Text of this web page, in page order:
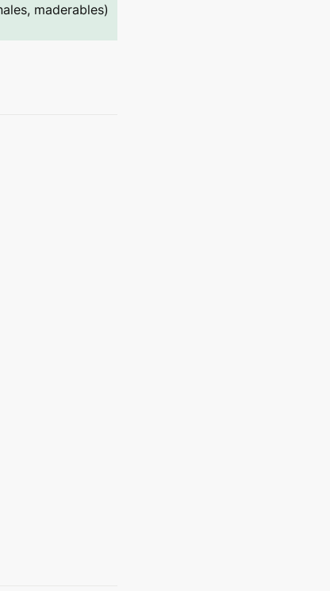
maderables)